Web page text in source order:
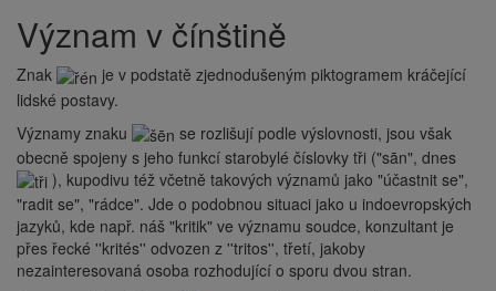
Význam v čínštině
Znak
je v podstatě zjednodušeným piktogramem kráčející
lidské postavy.
Významy znaku
se rozlišují podle výslovnosti, jsou však
obecně spojeny s jeho funkcí starobylé číslovky tři ("sān", dnes
), kupodivu též včetně takových významů jako "účastnit se",
"radit se", "rádce". Jde o podobnou situaci jako u indoevropských
jazyků, kde např. náš "kritik" ve významu soudce, konzultant je
přes řecké ''krités'' odvozen z ''tritos'', třetí, jakoby
nezainteresovaná osoba rozhodující o sporu dvou stran.